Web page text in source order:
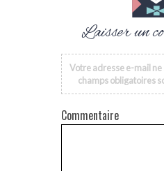
Laisser un
Votre adresse e-mail ne
champs obligatoires